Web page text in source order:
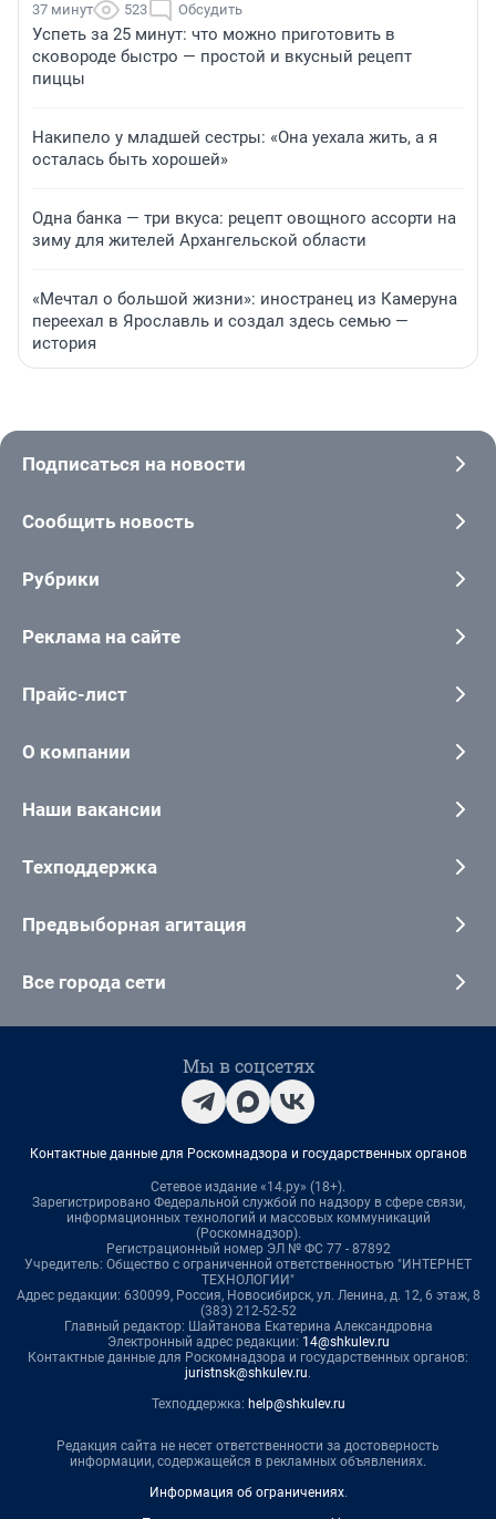
37 минут 523 Обсудить
Успеть за 25 минут: что можно приготовить в
сковороде быстро — простой и вкусный рецепт
пиццы
Накипело у младшей сестры: «Она уехала жить, а я
осталась быть хорошей»
Одна банка — три вкуса: рецепт овощного ассорти на
зиму для жителей Архангельской области
«Мечтал о большой жизни»: иностранец из Камеруна
переехал в Ярославль и создал здесь семью —
история
Подписаться на новости
Сообщить новость
Рубрики
Реклама на сайте
Прайс-лист
О компании
Наши вакансии
Техподдержка
Предвыборная агитация
Все города сети
Мы в соцсетях
Контактные данные для Роскомнадзора и государственных органов
Сетевое издание «14.ру» (18+).
Зарегистрировано Федеральной службой по надзору в сфере связи,
информационных технологий и массовых коммуникаций
(Роскомнадзор).
Регистрационный номер ЭЛ № ФС 77 - 87892
Учредитель: Общество с ограниченной ответственностью "ИНТЕРНЕТ
ТЕХНОЛОГИИ"
Адрес редакции: 630099, Россия, Новосибирск, ул. Ленина, д. 12, 6 этаж, 8
(383) 212-52-52
Главный редактор: Шайтанова Екатерина Александровна
Электронный адрес редакции: 14@shkulev.ru
Контактные данные для Роскомнадзора и государственных органов:
juristnsk@shkulev.ru.
Техподдержка: help@shkulev.ru
Редакция сайта не несет ответственности за достоверность
информации, содержащейся в рекламных объявлениях.
Информация об ограничениях.